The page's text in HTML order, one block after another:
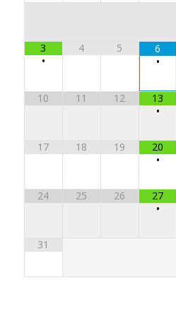
3
•
4 5
6
•
10 11 12
13
•
17 18 19
20
•
24 25 26
27
•
31